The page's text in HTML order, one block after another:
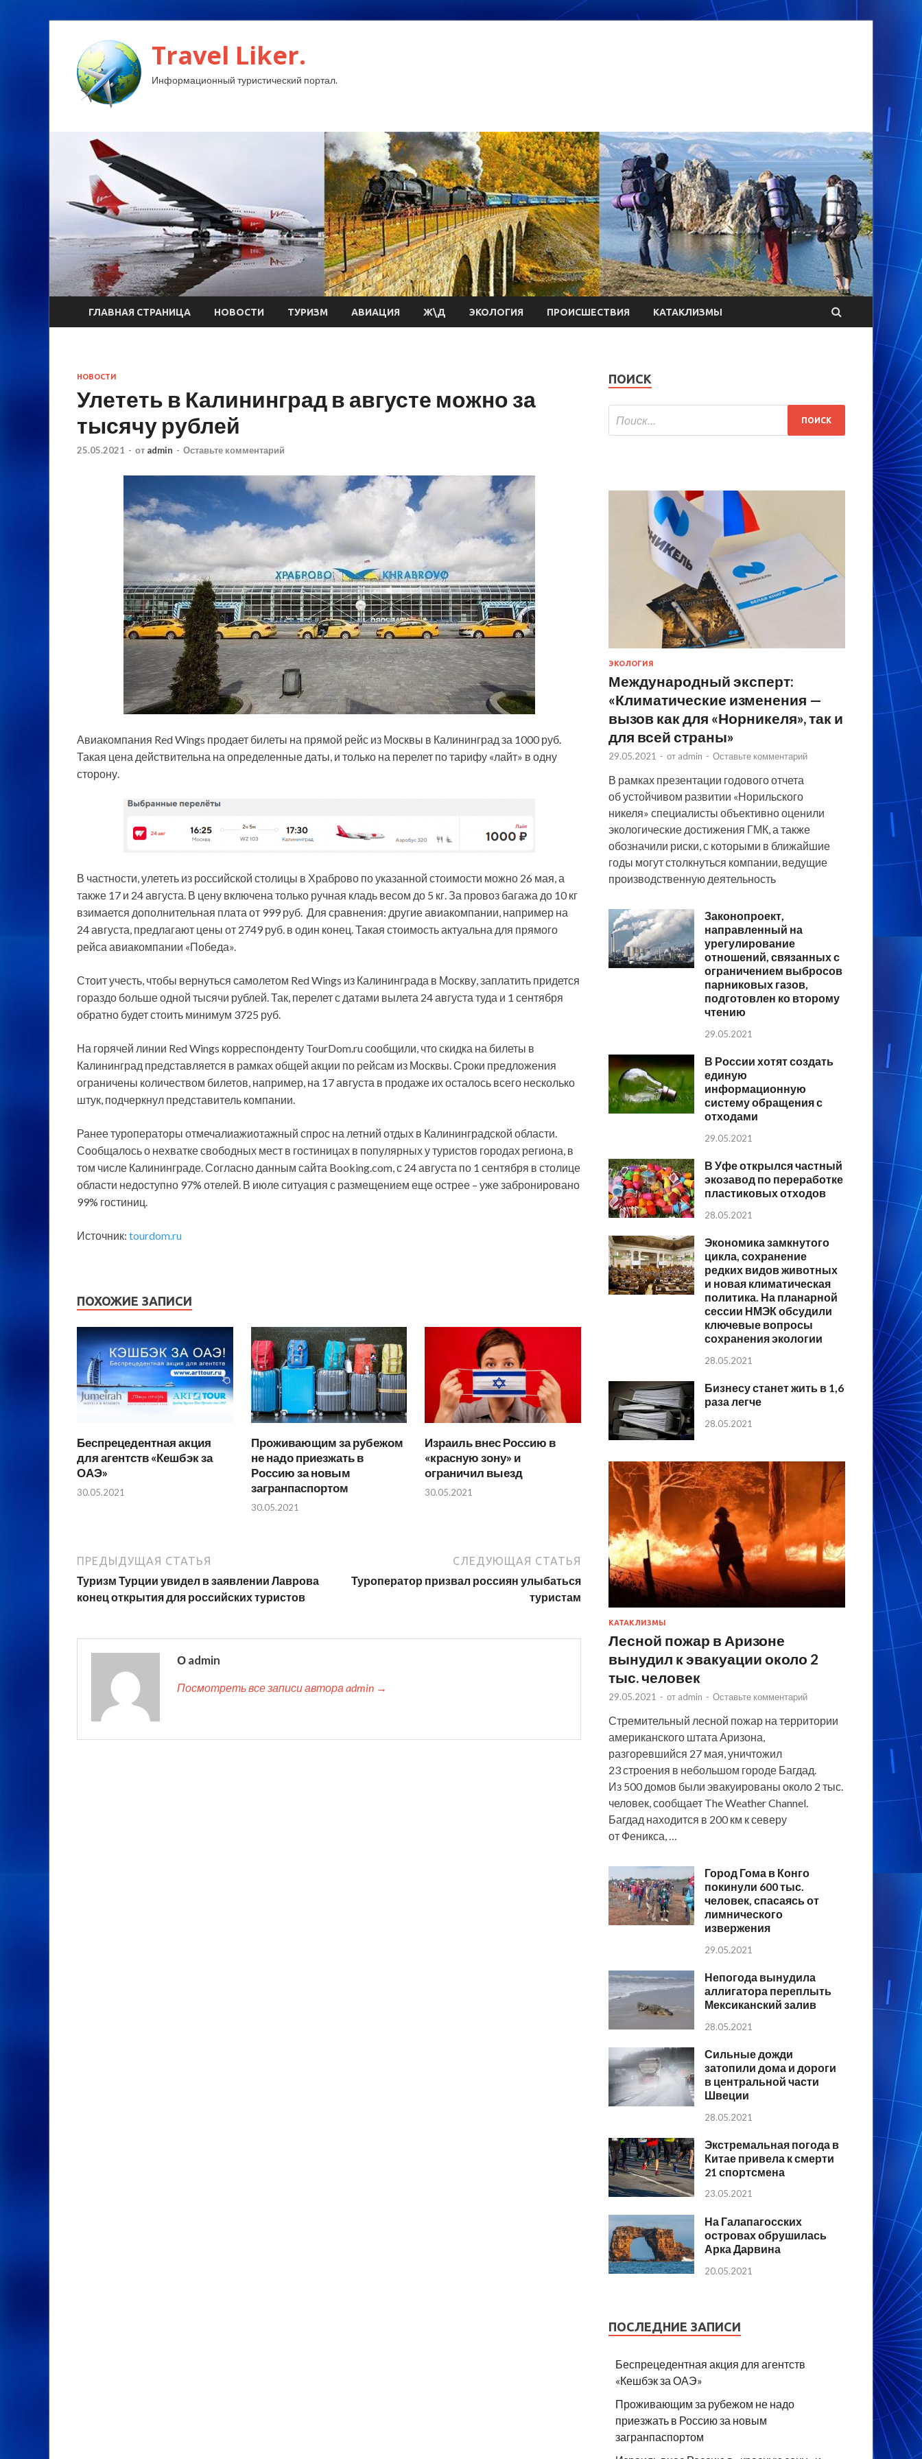
Travel Liker.
Информационный туристический портал.
ГЛАВНАЯ СТРАНИЦА НОВОСТИ ТУРИЗМ АВИАЦИЯ Ж\Д ЭКОЛОГИЯ ПРОИСШЕСТВИЯ КАТАКЛИЗМЫ
НОВОСТИ
Улететь в Калининград в августе можно за
тысячу рублей
25.05.2021 - от admin - Оставьте комментарий
Авиакомпания Red Wings продает билеты на прямой рейс из Москвы в Калининград за 1000 руб.
Такая цена действительна на определенные даты, и только на перелет по тарифу «лайт» в одну
сторону.
В частности, улететь из российской столицы в Храброво по указанной стоимости можно 26 мая, а
также 17 и 24 августа. В цену включена только ручная кладь весом до 5 кг. За провоз багажа до 10 кг
взимается дополнительная плата от 999 руб. Для сравнения: другие авиакомпании, например на
24 августа, предлагают цены от 2749 руб. в один конец. Такая стоимость актуальна для прямого
рейса авиакомпании «Победа».
Стоит учесть, чтобы вернуться самолетом Red Wings из Калининграда в Москву, заплатить придется
гораздо больше одной тысячи рублей. Так, перелет с датами вылета 24 августа туда и 1 сентября
обратно будет стоить минимум 3725 руб.
На горячей линии Red Wings корреспонденту TourDom.ru сообщили, что скидка на билеты в
Калининград представляется в рамках общей акции по рейсам из Москвы. Сроки предложения
ограничены количеством билетов, например, на 17 августа в продаже их осталось всего несколько
штук, подчеркнул представитель компании.
Ранее туроператоры отмечалиажиотажный спрос на летний отдых в Калининградской области.
Сообщалось о нехватке свободных мест в гостиницах в популярных у туристов городах региона, в
том числе Калининграде. Согласно данным сайта Booking.com, с 24 августа по 1 сентября в столице
области недоступно 97% отелей. В июле ситуация с размещением еще острее – уже забронировано
99% гостиниц.
Источник: tourdom.ru
ПОХОЖИЕ ЗАПИСИ
Беспрецедентная акция
для агентств «Кешбэк за
ОАЭ»
30.05.2021
Проживающим за рубежом
не надо приезжать в
Россию за новым
загранпаспортом
30.05.2021
Израиль внес Россию в
«красную зону» и
ограничил выезд
30.05.2021
ПРЕДЫДУЩАЯ СТАТЬЯ
Туризм Турции увидел в заявлении Лаврова
конец открытия для российских туристов
СЛЕДУЮЩАЯ СТАТЬЯ
Туроператор призвал россиян улыбаться
туристам
О admin
Посмотреть все записи автора admin →
ПОИСК
ЭКОЛОГИЯ
Международный эксперт:
«Климатические изменения —
вызов как для «Норникеля», так и
для всей страны»
29.05.2021 - от admin - Оставьте комментарий
В рамках презентации годового отчета
об устойчивом развитии «Норильского
никеля» специалисты объективно оценили
экологические достижения ГМК, а также
обозначили риски, с которыми в ближайшие
годы могут столкнуться компании, ведущие
производственную деятельность
Законопроект,
направленный на
урегулирование
отношений, связанных с
ограничением выбросов
парниковых газов,
подготовлен ко второму
чтению
29.05.2021
В России хотят создать
единую
информационную
систему обращения с
отходами
29.05.2021
В Уфе открылся частный
экозавод по переработке
пластиковых отходов
28.05.2021
Экономика замкнутого
цикла, сохранение
редких видов животных
и новая климатическая
политика. На планарной
сессии НМЭК обсудили
ключевые вопросы
сохранения экологии
28.05.2021
Бизнесу станет жить в 1,6
раза легче
28.05.2021
КАТАКЛИЗМЫ
Лесной пожар в Аризоне
вынудил к эвакуации около 2
тыс. человек
29.05.2021 - от admin - Оставьте комментарий
Стремительный лесной пожар на территории
американского штата Аризона,
разгоревшийся 27 мая, уничтожил
23 строения в небольшом городе Багдад.
Из 500 домов были эвакуированы около 2 тыс.
человек, сообщает The Weather Channel.
Багдад находится в 200 км к северу
от Феникса, …
Город Гома в Конго
покинули 600 тыс.
человек, спасаясь от
лимнического
извержения
29.05.2021
Непогода вынудила
аллигатора переплыть
Мексиканский залив
28.05.2021
Сильные дожди
затопили дома и дороги
в центральной части
Швеции
28.05.2021
Экстремальная погода в
Китае привела к смерти
21 спортсмена
23.05.2021
На Галапагосских
островах обрушилась
Арка Дарвина
20.05.2021
ПОСЛЕДНИЕ ЗАПИСИ
Беспрецедентная акция для агентств
«Кешбэк за ОАЭ»
Проживающим за рубежом не надо
приезжать в Россию за новым
загранпаспортом